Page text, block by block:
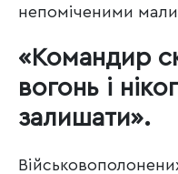
непоміченими
«Командир
вогонь і
залишати».